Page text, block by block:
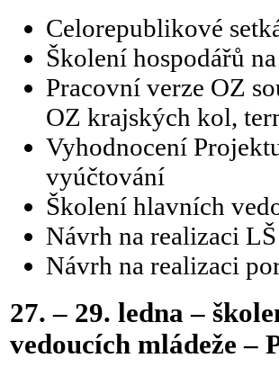
Celorepublikové
Školení hospodářů
Pracovní verze OZ
OZ krajských kol,
Vyhodnocení
vyúčtování
Školení hlavních
Návrh na realizaci
Návrh na realizaci
27. – 29. ledna –
vedoucích mládeže –